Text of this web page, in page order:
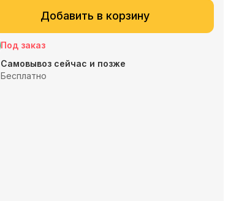
Добавить в корзину
Под заказ
Самовывоз сейчас и позже
Бесплатно